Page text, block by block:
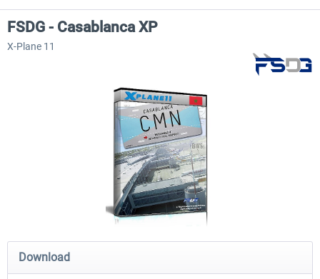
FSDG - Sharm El-Sheikh XP FSDG - Dakar XP
FSDG - Casablanca XP
X-Plane 11
Download